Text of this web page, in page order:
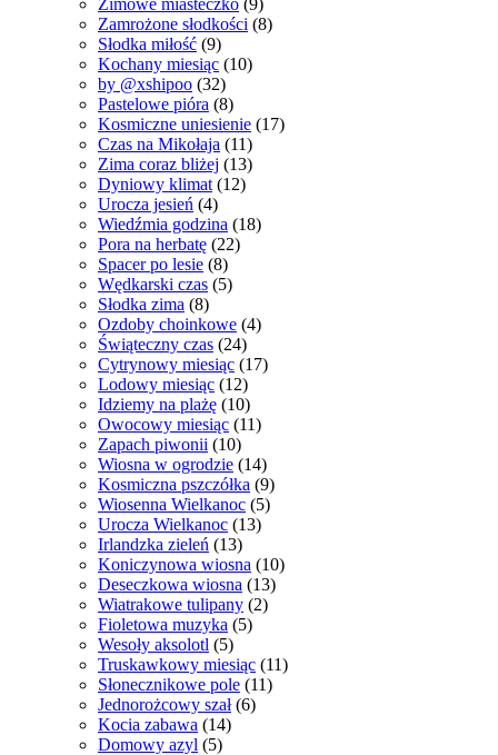
Zimowe miasteczko (9)
Zamrożone słodkości (8)
Słodka miłość (9)
Kochany miesiąc (10)
by @xshipoo (32)
Pastelowe pióra (8)
Kosmiczne uniesienie (17)
Czas na Mikołaja (11)
Zima coraz bliżej (13)
Dyniowy klimat (12)
Urocza jesień (4)
Wiedźmia godzina (18)
Pora na herbatę (22)
Spacer po lesie (8)
Wędkarski czas (5)
Słodka zima (8)
Ozdoby choinkowe (4)
Świąteczny czas (24)
Cytrynowy miesiąc (17)
Lodowy miesiąc (12)
Idziemy na plażę (10)
Owocowy miesiąc (11)
Zapach piwonii (10)
Wiosna w ogrodzie (14)
Kosmiczna pszczółka (9)
Wiosenna Wielkanoc (5)
Urocza Wielkanoc (13)
Irlandzka zieleń (13)
Koniczynowa wiosna (10)
Deseczkowa wiosna (13)
Wiatrakowe tulipany (2)
Fioletowa muzyka (5)
Wesoły aksolotl (5)
Truskawkowy miesiąc (11)
Słonecznikowe pole (11)
Jednorożcowy szał (6)
Kocia zabawa (14)
Domowy azyl (5)